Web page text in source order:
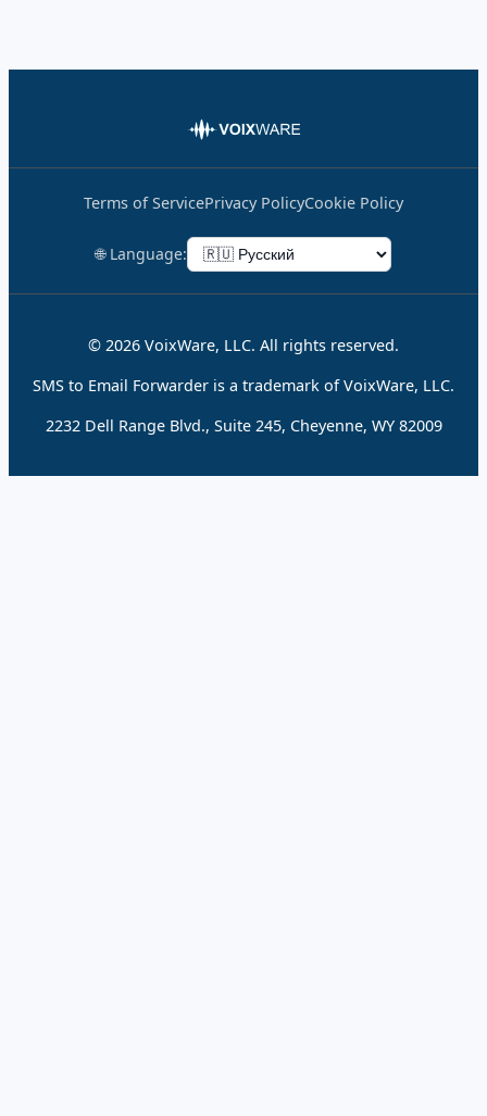
Terms of ServicePrivacy PolicyCookie Policy
🌐 Language:
© 2026 VoixWare, LLC. All rights reserved.
SMS to Email Forwarder is a trademark of VoixWare, LLC.
2232 Dell Range Blvd., Suite 245, Cheyenne, WY 82009